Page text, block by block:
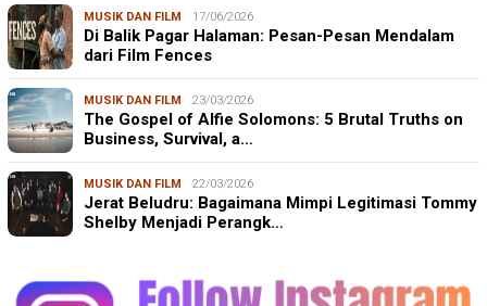
MUSIK DAN FILM 17/06/2026
Di Balik Pagar Halaman: Pesan-Pesan Mendalam
dari Film Fences
MUSIK DAN FILM 23/03/2026
The Gospel of Alfie Solomons: 5 Brutal Truths on
Business, Survival, a…
MUSIK DAN FILM 22/03/2026
Jerat Beludru: Bagaimana Mimpi Legitimasi Tommy
Shelby Menjadi Perangk…